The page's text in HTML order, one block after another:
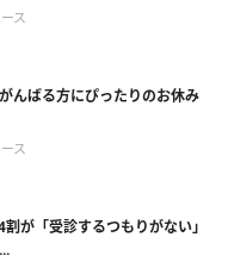
ス
んばる方にぴったりのお休み
ス
が「受診するつもりがない」